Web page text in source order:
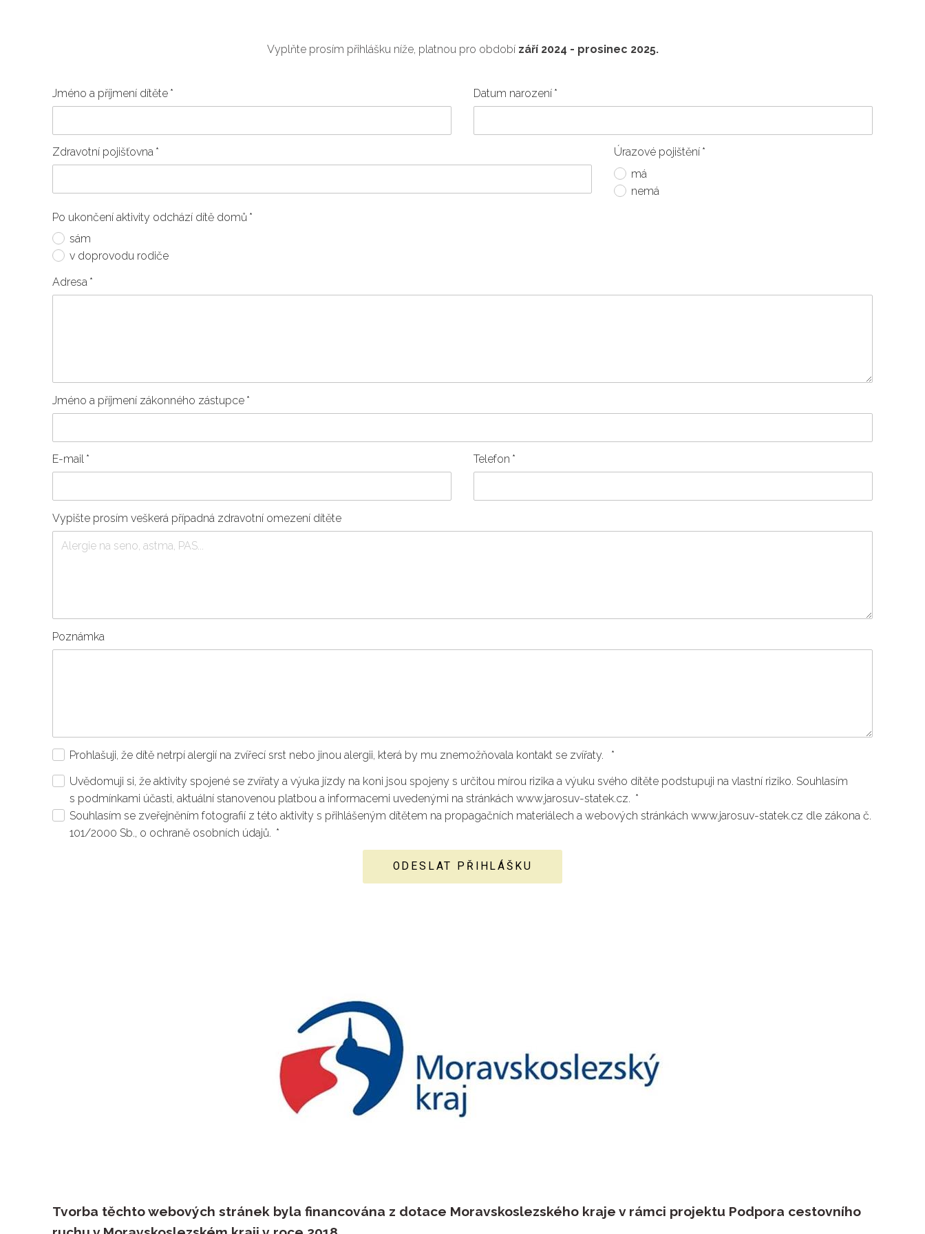
Vyplňte prosím přihlášku níže, platnou pro období září 2024 - prosinec 2025.
Jméno a příjmení dítěte * Datum narození *
Zdravotní pojišťovna * Úrazové pojištění *
má
nemá
Po ukončení aktivity odchází dítě domů *
sám
v doprovodu rodiče
Adresa *
Jméno a příjmení zákonného zástupce *
E-mail * Telefon *
Vypište prosím veškerá případná zdravotní omezení dítěte
Poznámka
Prohlašuji, že dítě netrpí alergií na zvířecí srst nebo jinou alergii, která by mu znemožňovala kontakt se zvířaty.
*
Uvědomuji si, že aktivity spojené se zvířaty a výuka jízdy na koni jsou spojeny s určitou mírou rizika a výuku svého dítěte podstupuji na vlastní riziko. Souhlasím
s podmínkami účasti, aktuální stanovenou platbou a informacemi uvedenými na stránkách www.jarosuv-statek.cz. *
Souhlasím se zveřejněním fotografií z této aktivity s přihlášeným dítětem na propagačních materiálech a webových stránkách www.jarosuv-statek.cz dle zákona č.
101/2000 Sb., o ochraně osobních údajů. *
ODESLAT PŘIHLÁŠKU
Tvorba těchto webových stránek byla financována z dotace Moravskoslezského kraje v rámci projektu Podpora cestovního